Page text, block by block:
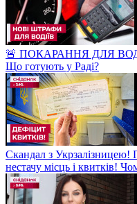
🚨 ПОКАРАННЯ ДЛЯ
Що готують у Раді?
Скандал з Укрзалізницею!
нестачу місць і квитків!